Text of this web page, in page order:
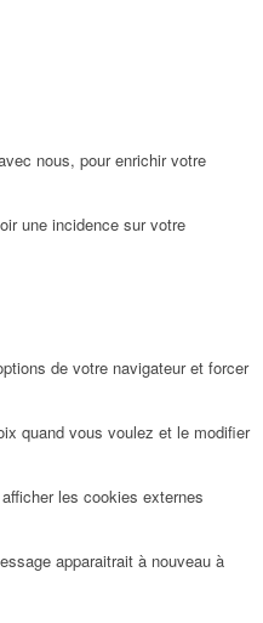
nous, pour enrichir votre
une incidence sur votre
de votre navigateur et forcer
quand vous voulez et le modifier
les cookies externes
apparaitrait à nouveau à